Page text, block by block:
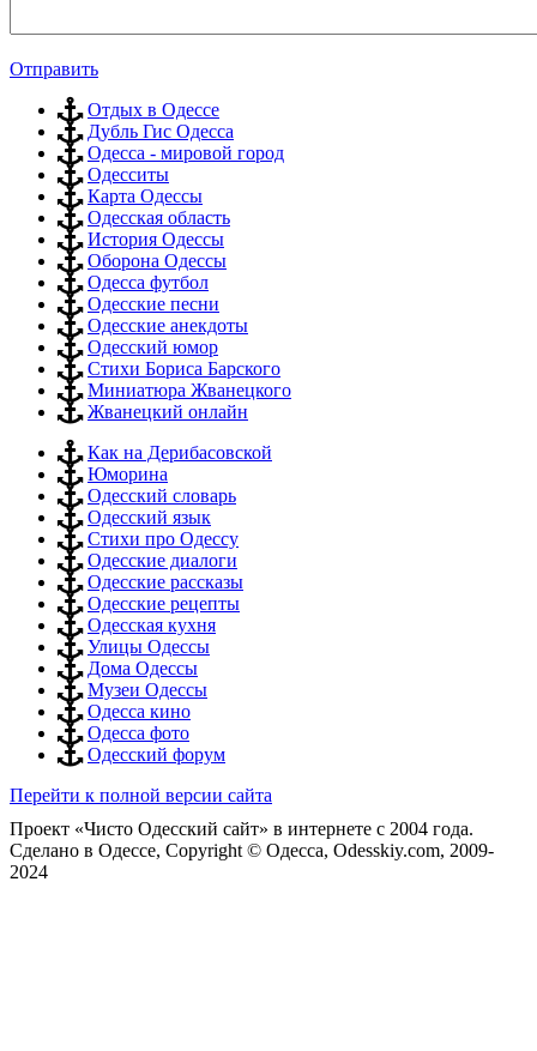
Отправить
Отдых в Одессе
Дубль Гис Одесса
Одесса - мировой город
Одесситы
Карта Одессы
Одесская область
История Одессы
Оборона Одессы
Одесса футбол
Одесские песни
Одесские анекдоты
Одесский юмор
Стихи Бориса Барского
Миниатюра Жванецкого
Жванецкий онлайн
Как на Дерибасовской
Юморина
Одесский словарь
Одесский язык
Стихи про Одессу
Одесские диалоги
Одесские рассказы
Одесские рецепты
Одесская кухня
Улицы Одессы
Дома Одессы
Музеи Одессы
Одесса кино
Одесса фото
Одесский форум
Перейти к полной версии сайта
Проект «Чисто Одесский сайт» в интернете с 2004 года.
Сделано в Одессе, Copyright © Одесса, Odesskiy.com, 2009-
2024